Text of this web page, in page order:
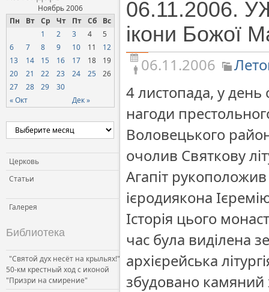
Межконфессиональные
отношения
Нарушения прав
верующих
Официальная хроника
СОЦИАЛЬНОЕ
Церковь и власть
Церковь и общество
Церковь и СМИ
История
Хроники
Ноябрь 2006
Пн
Вт Ср Чт Пт Сб Вс
« Окт Дек »
1 2 3 4
5
6
7 8 9 10 11
12
13
14 15 16 17 18
19
20
21 22 23 24 25
26
27
28 29 30
Церковь
Статьи
Галерея
Библиотека
"Святой дух несёт на крыльях!"
50-км крестный ход с иконой
"Призри на смирение"
06.11.2006.
ікони Божої
06.11.2006
4 листопада, у день
нагоди
Воловецького
очолив Святкову
Агапіт
ієродиякона
Історія цього
час була виділена
архієрейська
збудовано камяний